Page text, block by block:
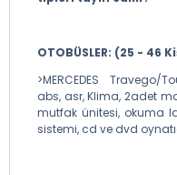
OTOBÜSLER: (25 - 46
>MERCEDES Travego/
abs, asr, Klima, 2adet
mutfak ünitesi, okuma
sistemi, cd ve dvd